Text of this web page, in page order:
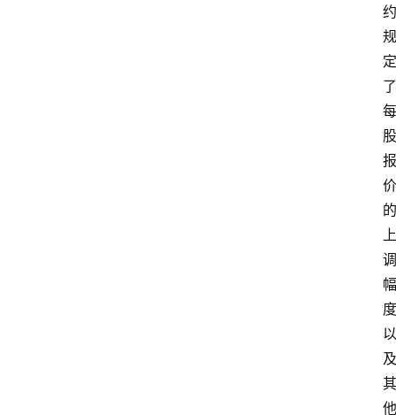
约
规
定
了
每
股
报
价
的
上
调
幅
度
以
及
其
他